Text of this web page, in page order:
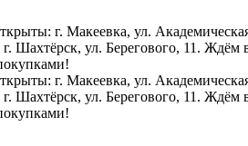
г. Макеевка, ул.
Шахтёрск, ул. Берегового, 11. Ждём
г. Макеевка, ул.
Шахтёрск, ул. Берегового, 11. Ждём